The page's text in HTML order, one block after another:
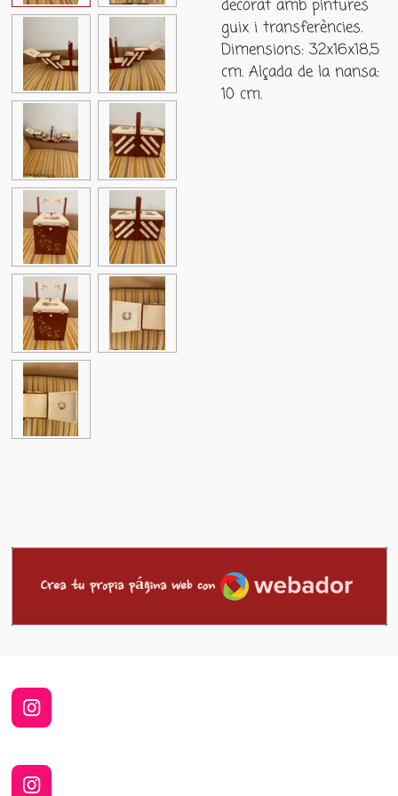
decorat amb pintures
guix i transferències.
Dimensions: 32x16x18,5
cm. Alçada de la nansa:
10 cm.
Crea tu propia página web con
Webador
I
n
t
a